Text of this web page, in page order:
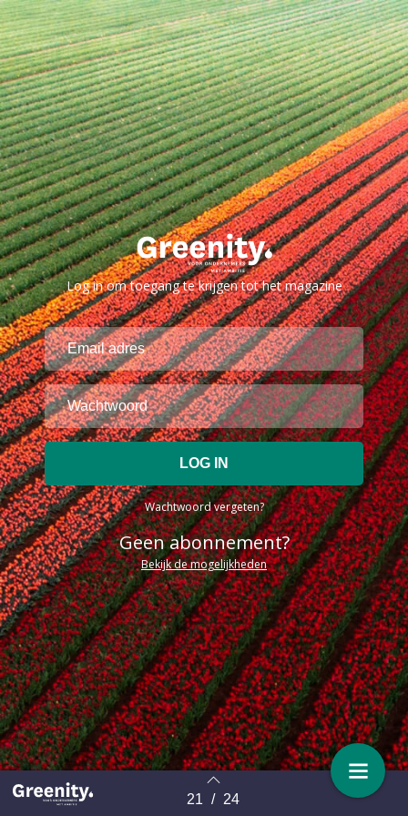
Terug naar overzicht 21 / 24
Log in om toegang te krijgen tot het magazine
Wachtwoord vergeten?
Geen abonnement?
Bekijk de mogelijkheden